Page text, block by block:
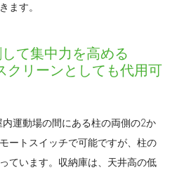
ます。
て集中力を高める
クリーンとしても代用可
運動場の間にある柱の両側の2か
ートスイッチで可能ですが、柱の
ています。収納庫は、天井高の低